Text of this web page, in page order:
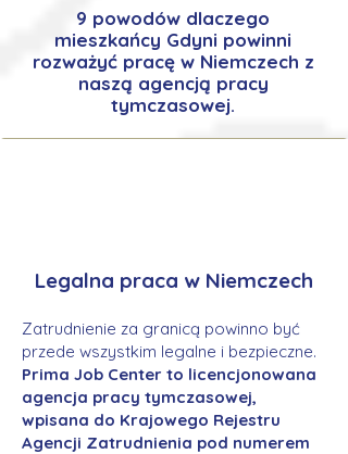
9 powodów dlaczego
mieszkańcy Gdyni powinni
rozważyć pracę w Niemczech z
naszą agencją pracy
tymczasowej.
Legalna praca w Niemczech
Zatrudnienie za granicą powinno być
przede wszystkim legalne i bezpieczne.
Prima Job Center to licencjonowana
agencja pracy tymczasowej,
wpisana do Krajowego Rejestru
Agencji Zatrudnienia pod numerem